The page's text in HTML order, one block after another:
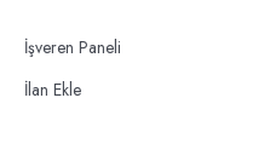
İşveren Paneli
İlan Ekle